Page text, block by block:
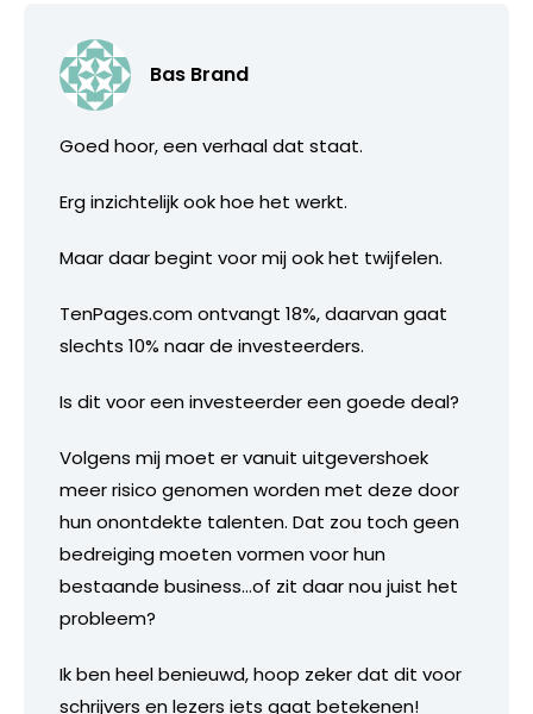
Bas Brand
Goed hoor, een verhaal dat staat.
Erg inzichtelijk ook hoe het werkt.
Maar daar begint voor mij ook het twijfelen.
TenPages.com ontvangt 18%, daarvan gaat
slechts 10% naar de investeerders.
Is dit voor een investeerder een goede deal?
Volgens mij moet er vanuit uitgevershoek
meer risico genomen worden met deze door
hun onontdekte talenten. Dat zou toch geen
bedreiging moeten vormen voor hun
bestaande business…of zit daar nou juist het
probleem?
Ik ben heel benieuwd, hoop zeker dat dit voor
schrijvers en lezers iets gaat betekenen!